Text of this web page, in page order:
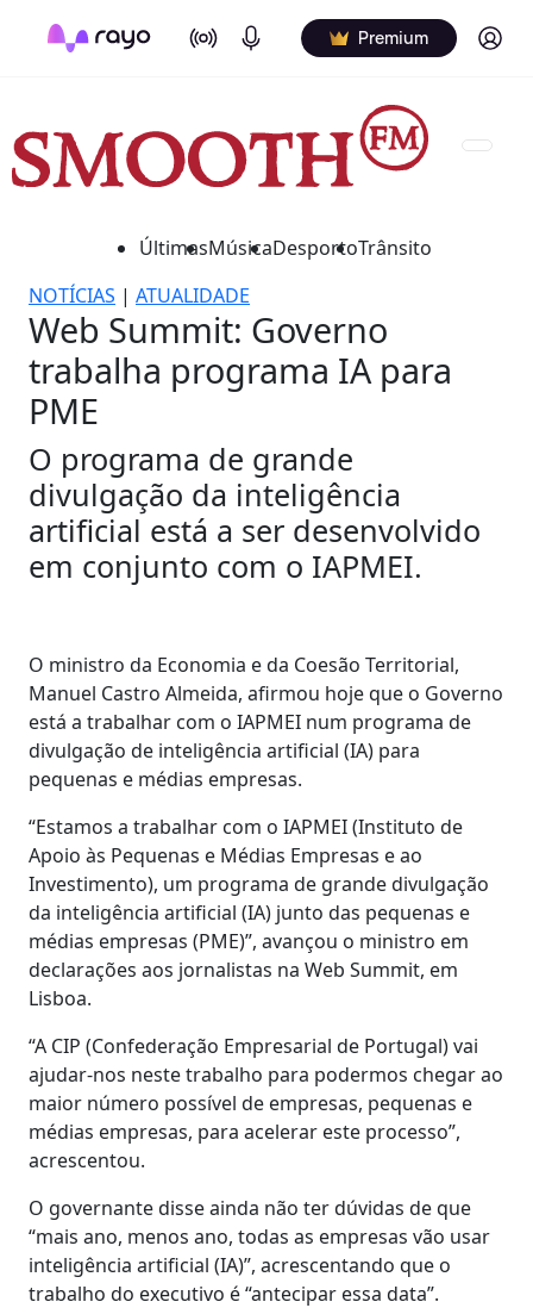
On Air Podcasts Premium Log in
ÚltimasMúsicaDesportoTrânsito
NOTÍCIAS | ATUALIDADE
Web Summit: Governo
trabalha programa IA para
PME
O programa de grande
divulgação da inteligência
artificial está a ser desenvolvido
em conjunto com o IAPMEI.
O ministro da Economia e da Coesão Territorial,
Manuel Castro Almeida, afirmou hoje que o Governo
está a trabalhar com o IAPMEI num programa de
divulgação de inteligência artificial (IA) para
pequenas e médias empresas.
“Estamos a trabalhar com o IAPMEI (Instituto de
Apoio às Pequenas e Médias Empresas e ao
Investimento), um programa de grande divulgação
da inteligência artificial (IA) junto das pequenas e
médias empresas (PME)”, avançou o ministro em
declarações aos jornalistas na Web Summit, em
Lisboa.
“A CIP (Confederação Empresarial de Portugal) vai
ajudar-nos neste trabalho para podermos chegar ao
maior número possível de empresas, pequenas e
médias empresas, para acelerar este processo”,
acrescentou.
O governante disse ainda não ter dúvidas de que
“mais ano, menos ano, todas as empresas vão usar
inteligência artificial (IA)”, acrescentando que o
trabalho do executivo é “antecipar essa data”.